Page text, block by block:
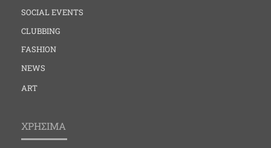
SOCIAL EVENTS
CLUBBING
FASHION
NEWS
ART
ΧΡΗΣΙΜΑ